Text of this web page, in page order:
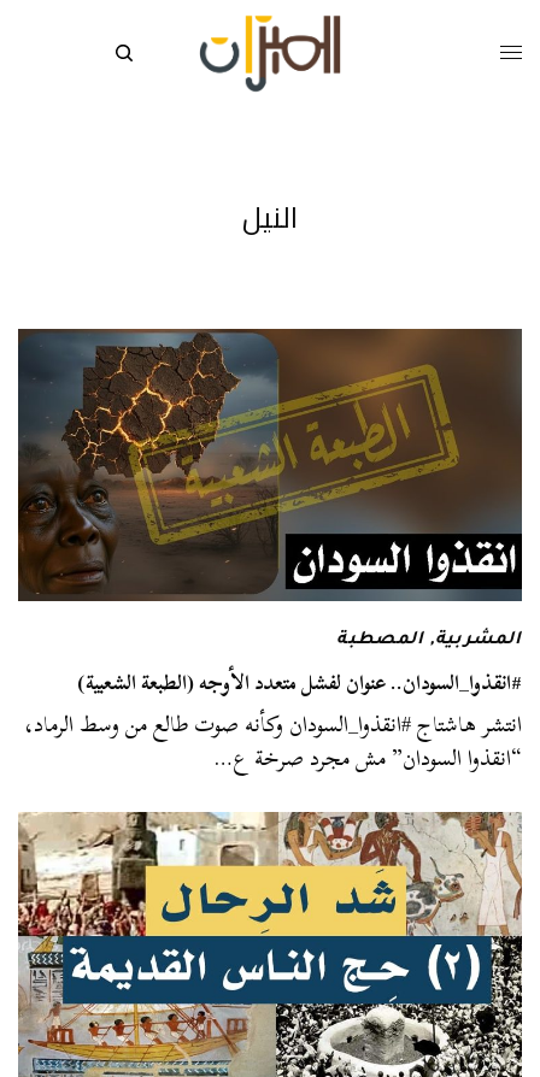
النيل
المشربية,المصطبة
#انقذوا_السودان.. عنوان لفشل متعدد الأوجه (الطبعة الشعبية)
انتشر هاشتاج #انقذوا_السودان وكأنه صوت طالع من وسط الرماد،
“انقذوا السودان” مش مجرد صرخة ع…